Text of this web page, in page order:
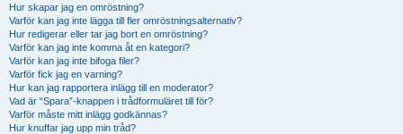
Hur skapar jag en omröstning?
Varför kan jag inte lägga till fler omröstningsalternativ?
Hur redigerar eller tar jag bort en omröstning?
Varför kan jag inte komma åt en kategori?
Varför kan jag inte bifoga filer?
Varför fick jag en varning?
Hur kan jag rapportera inlägg till en moderator?
Vad är “Spara”-knappen i trådformuläret till för?
Varför måste mitt inlägg godkännas?
Hur knuffar jag upp min tråd?